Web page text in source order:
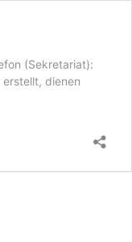
(Sekretariat):
dienen